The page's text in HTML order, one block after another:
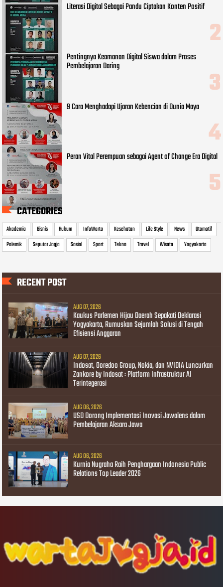
Literasi Digital Sebagai Pandu Ciptakan Konten Positif
Pentingnya Keamanan Digital Siswa dalam Proses
Pembelajaran Daring
9 Cara Menghadapi Ujaran Kebencian di Dunia Maya
Peran Vital Perempuan sebagai Agent of Change Era Digital
CATEGORIES
Akademia Bisnis Hukum InfoWarta Kesehatan Life Style News
Otomotif
Polemik
Seputar Jogja Sosial Sport Tekno Travel Wisata Yogyakarta
RECENT POST
AUG 07, 2026
Kaukus Parlemen Hijau Daerah Sepakati Deklarasi
Yogyakarta, Rumuskan Sejumlah Solusi di Tengah
Efisiensi Anggaran
AUG 07, 2026
Indosat, Ooredoo Group, Nokia, dan NVIDIA Luncurkan
Zankore by Indosat : Platform Infrastruktur AI
Terintegerasi
AUG 06, 2026
USD Dorong Implementasi Inovasi Jawalens dalam
Pembelajaran Aksara Jawa
AUG 06, 2026
Kurnia Nugraha Raih Penghargaan Indonesia Public
Relations Top Leader 2026